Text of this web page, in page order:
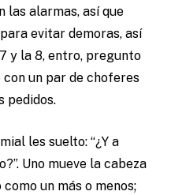
las alarmas, así que
evitar demoras, así
y la 8, entro, pregunto
un par de choferes
pedidos.
les suelto: “¿Y a
Uno mueve la cabeza
un más o menos;